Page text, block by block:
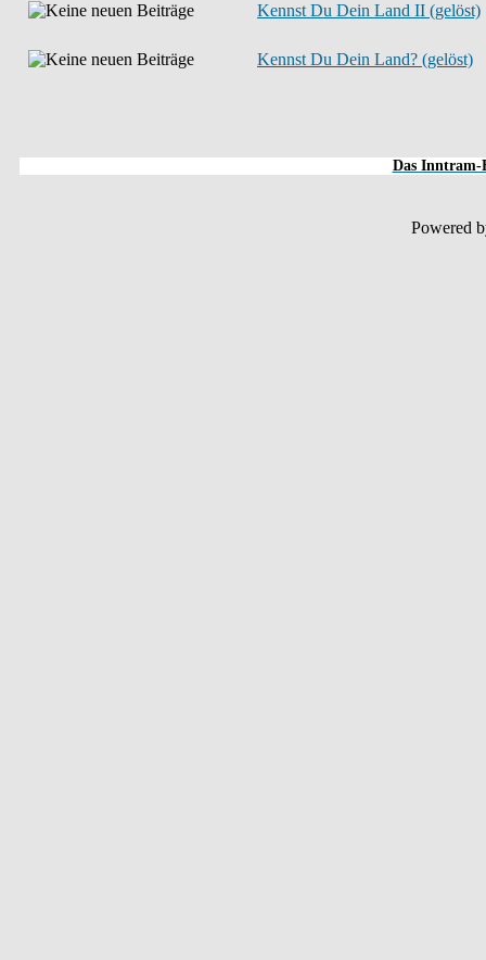
Kennst Du Dein Land II (gelöst)
Kennst Du Dein Land? (gelöst)
Das Inntram-
Powered